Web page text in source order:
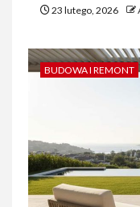
23 lutego, 2026
BUDOWA I REMONT